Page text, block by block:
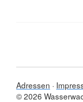
Adressen
© 2026